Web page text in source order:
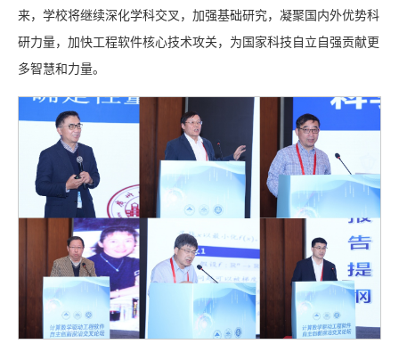
来，学校将继续深化学科交叉，加强基础研究，凝聚国内外优势科
研力量，加快工程软件核心技术攻关，为国家科技自立自强贡献更
多智慧和力量。